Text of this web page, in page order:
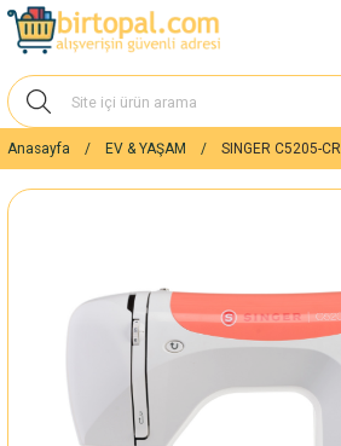
Anasayfa EV & YAŞAM SINGER C5205-CR